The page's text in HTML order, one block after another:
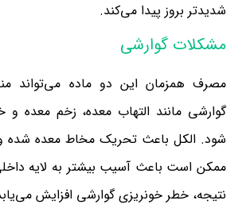
شدیدتر بروز پیدا می‌کند.
مشکلات گوارشی
مصرف همزمان این دو ماده می‌تواند
گوارشی مانند التهاب معده، زخم معده و
شود. الکل باعث تحریک مخاط معده شده و
ممکن است باعث آسیب بیشتر به لایه
نتیجه، خطر خونریزی گوارشی افزایش